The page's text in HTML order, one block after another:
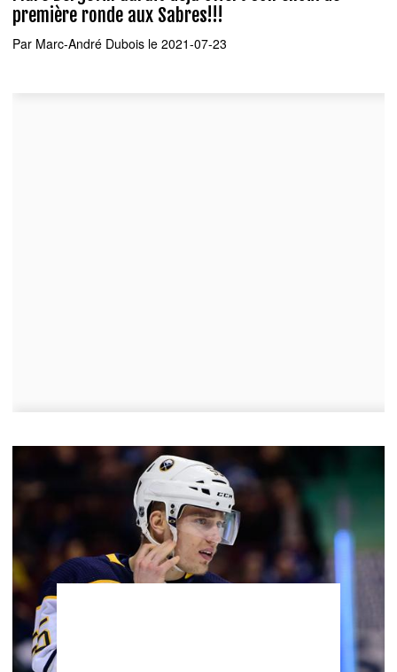
première ronde aux Sabres!!!
Par Marc-André Dubois le 2021-07-23